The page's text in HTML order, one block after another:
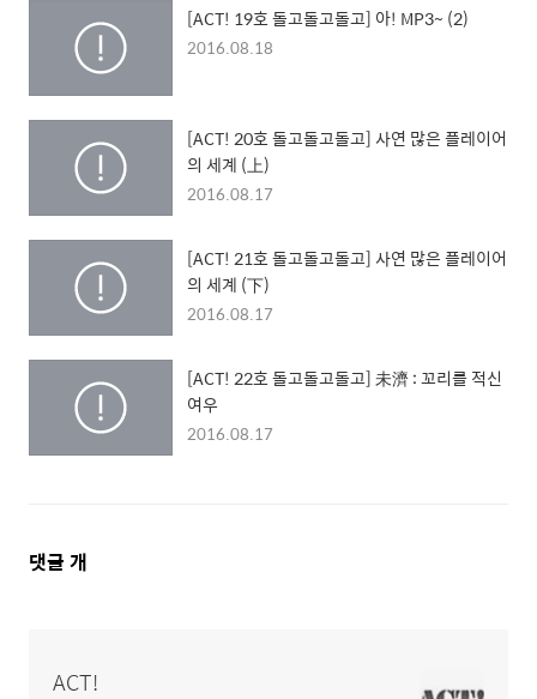
[ACT! 19호 돌고돌고돌고] 아! MP3~ (2)
2016.08.18
[ACT! 20호 돌고돌고돌고] 사연 많은 플레이어
의 세계 (上)
2016.08.17
[ACT! 21호 돌고돌고돌고] 사연 많은 플레이어
의 세계 (下)
2016.08.17
[ACT! 22호 돌고돌고돌고] 未濟 : 꼬리를 적신
여우
2016.08.17
댓
댓글 개
ACT!